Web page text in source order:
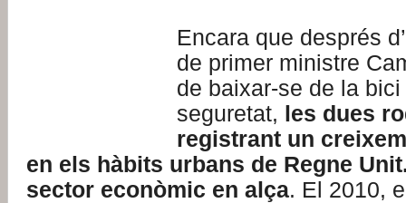
Encara que després
de primer ministre
de baixar-se de la
seguretat, les dues
registrant un
en els hàbits urbans de Regne
sector econòmic en alça. El 2010,